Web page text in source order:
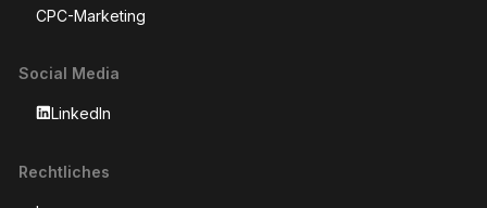
CPC-Marketing
Social Media
LinkedIn
Rechtliches